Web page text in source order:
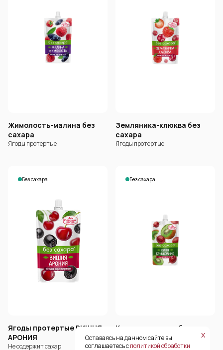
Жимолость-малина без
сахара
Ягоды протертые
Земляника-клюква без
сахара
Ягоды протертые
Без сахара
Ягоды протертые ВИШНЯ-
АРОНИЯ
Не содержит сахар
Без сахара
Киви-крыжовник без
сахара
Ароматные ягоды и фрукты
Оставаясь на данном сайте вы
соглашаетесь сполитикой обработки
х